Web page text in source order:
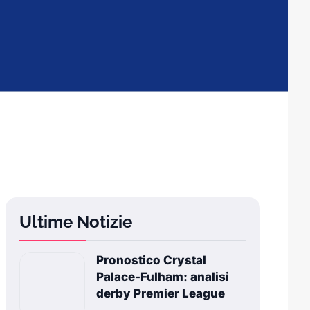
Ultime Notizie
Pronostico Crystal
Palace-Fulham: analisi
derby Premier League